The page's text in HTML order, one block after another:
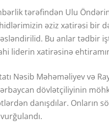
tərəfindən Ulu
əziz xatirəsi bir
Bu anlar tədbir
liderin xatirəsinə
Nəsib Məhəməliyev və
dövlətçiliyinin
danışdılar. Onların